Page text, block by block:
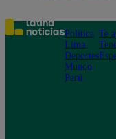
Política
Lima
Deportes
Mundo
Perú
Te